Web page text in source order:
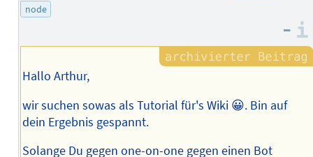
node
–
Hallo Arthur,
wir suchen sowas als Tutorial für's Wiki 😀. Bin auf
dein Ergebnis gespannt.
Solange Du gegen one-on-one gegen einen Bot